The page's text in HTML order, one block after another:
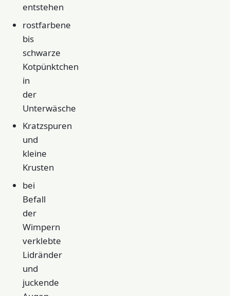
entstehen
rostfarbene
bis
schwarze
Kotpünktchen
in
der
Unterwäsche
Kratzspuren
und
kleine
Krusten
bei
Befall
der
Wimpern
verklebte
Lidränder
und
juckende